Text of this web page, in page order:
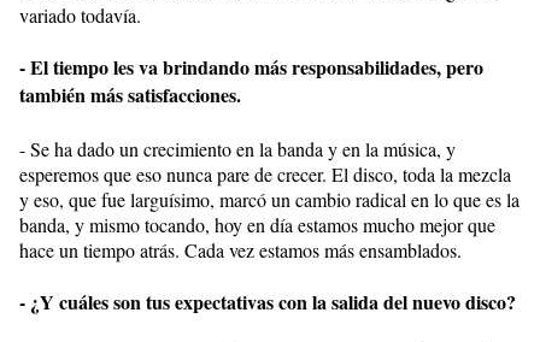
variado todavía.
- El tiempo les va brindando más responsabilidades, pero
también más satisfacciones.
- Se ha dado un crecimiento en la banda y en la música, y
esperemos que eso nunca pare de crecer. El disco, toda la mezcla
y eso, que fue larguísimo, marcó un cambio radical en lo que es la
banda, y mismo tocando, hoy en día estamos mucho mejor que
hace un tiempo atrás. Cada vez estamos más ensamblados.
- ¿Y cuáles son tus expectativas con la salida del nuevo disco?